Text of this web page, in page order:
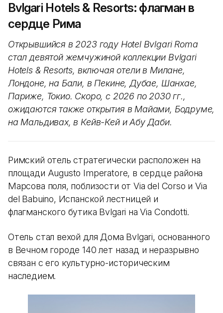
Bvlgari Hotels & Resorts: флагман в
сердце Рима
Открывшийся в 2023 году Hotel Bvlgari Roma
стал девятой жемчужиной коллекции Bvlgari
Hotels & Resorts, включая отели в Милане,
Лондоне, на Бали, в Пекине, Дубае, Шанхае,
Париже, Токио. Скоро, с 2026 по 2030 гг.,
ожидаются также открытия в Майами, Бодруме,
на Мальдивах, в Кейв-Кей и Абу Даби.
Римский отель стратегически расположен на
площади Augusto Imperatore, в сердце района
Марсова поля, поблизости от Via del Corso и Via
del Babuino, Испанской лестницей и
флагманского бутика Bvlgari на Via Condotti.
Отель стал вехой для Дома Bvlgari, основанного
в Вечном городе 140 лет назад и неразрывно
связан с его культурно-историческим
наследием.